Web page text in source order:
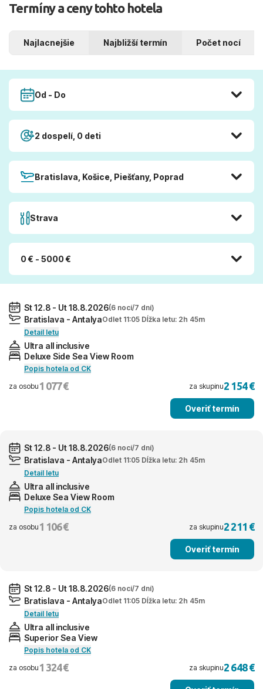
Termíny a ceny tohto hotela
Najlacnejšie Najbližší termín Počet nocí
Od - Do
2 dospelí, 0 deti
Bratislava, Košice, Piešťany, Poprad
Strava
0 € - 5000 €
St 12.8 - Ut 18.8.2026(6 nocí/7 dní)
Bratislava - AntalyaOdlet 11:05 Dĺžka letu: 2h 45m
Detail letu
Ultra all inclusive
Deluxe Side Sea View Room
Popis hotela od CK
za osobu 1 077 € za skupinu2 154 €
Overiť termín
St 12.8 - Ut 18.8.2026(6 nocí/7 dní)
Bratislava - AntalyaOdlet 11:05 Dĺžka letu: 2h 45m
Detail letu
Ultra all inclusive
Deluxe Sea View Room
Popis hotela od CK
za osobu 1 106 € za skupinu2 211 €
Overiť termín
St 12.8 - Ut 18.8.2026(6 nocí/7 dní)
Bratislava - AntalyaOdlet 11:05 Dĺžka letu: 2h 45m
Detail letu
Ultra all inclusive
Superior Sea View
Popis hotela od CK
za osobu 1 324 € za skupinu2 648 €